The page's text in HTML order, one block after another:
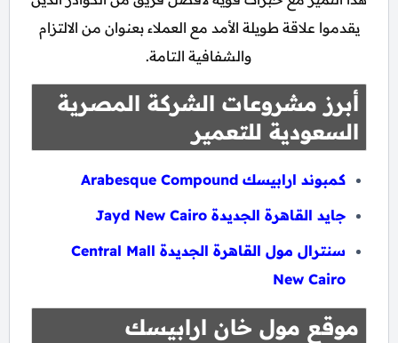
يقدموا علاقة طويلة الأمد مع العملاء بعنوان من الالتزام
والشفافية التامة.
أبرز مشروعات الشركة المصرية
السعودية للتعمير
كمبوند ارابيسك Arabesque Compound
جايد القاهرة الجديدة Jayd New Cairo
سنترال مول القاهرة الجديدة Central Mall
New Cairo
موقع مول خان ارابيسك